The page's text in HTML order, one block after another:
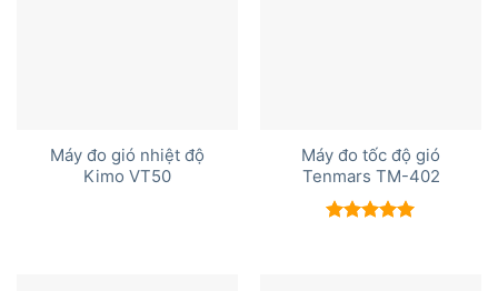
Máy đo gió nhiệt độ
Kimo VT50
Máy đo tốc độ gió
Tenmars TM-402